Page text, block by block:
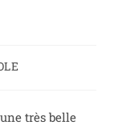
très belle